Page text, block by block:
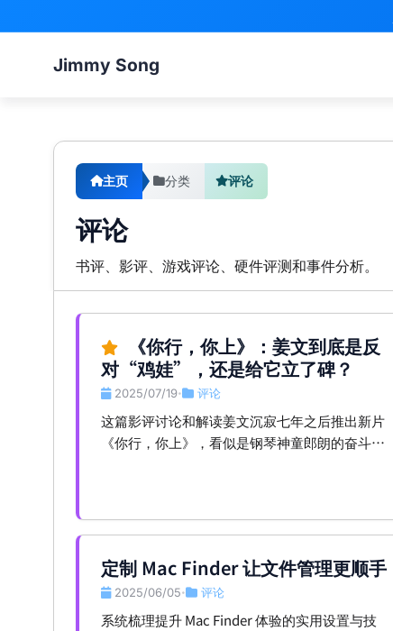
Jimmy Song
主页 分类 评论
评论
书评、影评、游戏评论、硬件评测和事件分析。
《你行，你上》：姜文到底是反
对“鸡娃”，还是给它立了碑？
2025/07/19• 评论
这篇影评讨论和解读姜文沉寂七年之后推出新片
《你行，你上》，看似是钢琴神童郎朗的奋斗
定制 Mac Finder 让文件管理更顺手
2025/06/05 • 评论
系统梳理提升 Mac Finder 体验的实用设置与技